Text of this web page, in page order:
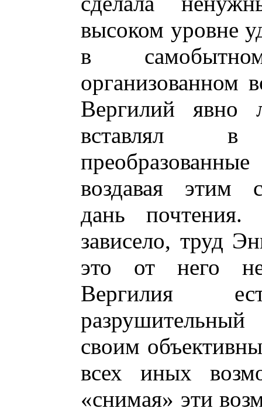
высоком уровне
в
организованном
Вергилий
вставлял
воздавая этим
дань
зависело, труд
это от него
Вергилия
своим
всех иных
«снимая» эти